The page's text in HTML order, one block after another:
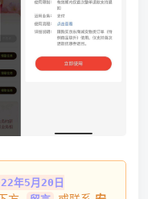
年5月20日